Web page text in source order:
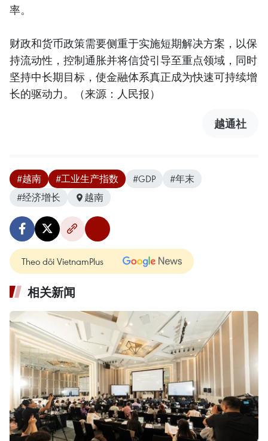
率。
财政和货币政策需要侧重于实施短期解决方案，以保
持流动性，控制通胀并将信贷引导至重点领域，同时
坚持中长期目标，使金融体系真正成为快速可持续增
长的驱动力。（来源：人民报）
越通社
#越南 #工业生产指数 #GDP
#年末
#经济增长
越南
Theo dõi VietnamPlus
相关新闻